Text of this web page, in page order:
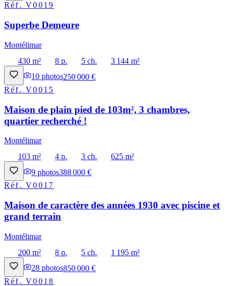
Réf.V0019
Superbe Demeure
Montélimar
430 m²
8 p. 5 ch.
3 144 m²
10 photos250 000 €
Réf.V0015
Maison de plain pied de 103m², 3 chambres,
quartier recherché !
Montélimar
103 m²
4 p. 3 ch.
625 m²
9 photos388 000 €
Réf.V0017
Maison de caractère des années 1930 avec piscine et
grand terrain
Montélimar
200 m²
8 p. 5 ch.
1 195 m²
28 photos850 000 €
Réf.V0018